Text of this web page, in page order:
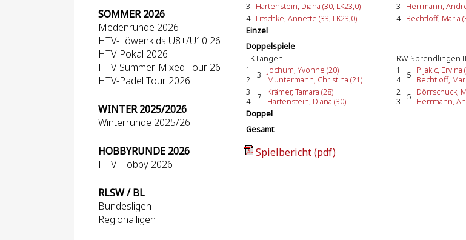
SOMMER 2026
Medenrunde 2026
HTV-Löwenkids U8+/U10 26
HTV-Pokal 2026
HTV-Summer-Mixed Tour 26
HTV-Padel Tour 2026
WINTER 2025/2026
Winterrunde 2025/26
HOBBYRUNDE 2026
HTV-Hobby 2026
RLSW / BL
Bundesligen
Regionalligen
3
Hartenstein, Diana (30, LK23,0) 3 Herrmann,
4 Litschke, Annette (33, LK23,0) 4 Bechtloff, Maria
Einzel
Doppelspiele
TK Langen
RW Sprendlingen II
1
2
3
Jochum, Yvonne (20)
Muntermann, Christina (21)
1
4
5 Pljakic, Ervina
Bechtloff,
3
4
7
Krämer, Tamara (28)
Hartenstein, Diana (30)
2
3
5 Dörrschuck,
Herrmann,
Doppel
Gesamt
Spielbericht (pdf)